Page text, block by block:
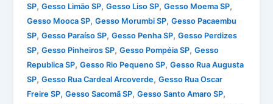
SP,Gesso Limão SP,Gesso Liso SP,Gesso Moema SP,
Gesso Mooca SP,Gesso Morumbi SP,Gesso Pacaembu
SP,Gesso Paraíso SP,Gesso Penha SP,Gesso Perdizes
SP,Gesso Pinheiros SP,Gesso Pompéia SP,Gesso
Republica SP,Gesso Rio Pequeno SP,Gesso Rua Augusta
SP,Gesso Rua Cardeal Arcoverde,Gesso Rua Oscar
Freire SP,Gesso Sacomã SP,Gesso Santo Amaro SP,